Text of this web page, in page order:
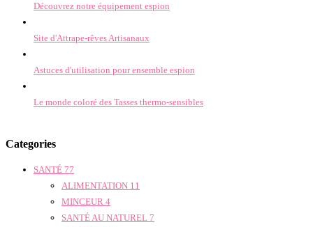
Découvrez notre équipement espion
Site d'Attrape-rêves Artisanaux
Astuces d'utilisation pour ensemble espion
Le monde coloré des Tasses thermo-sensibles
Categories
SANTÉ 77
ALIMENTATION 11
MINCEUR 4
SANTÉ AU NATUREL 7